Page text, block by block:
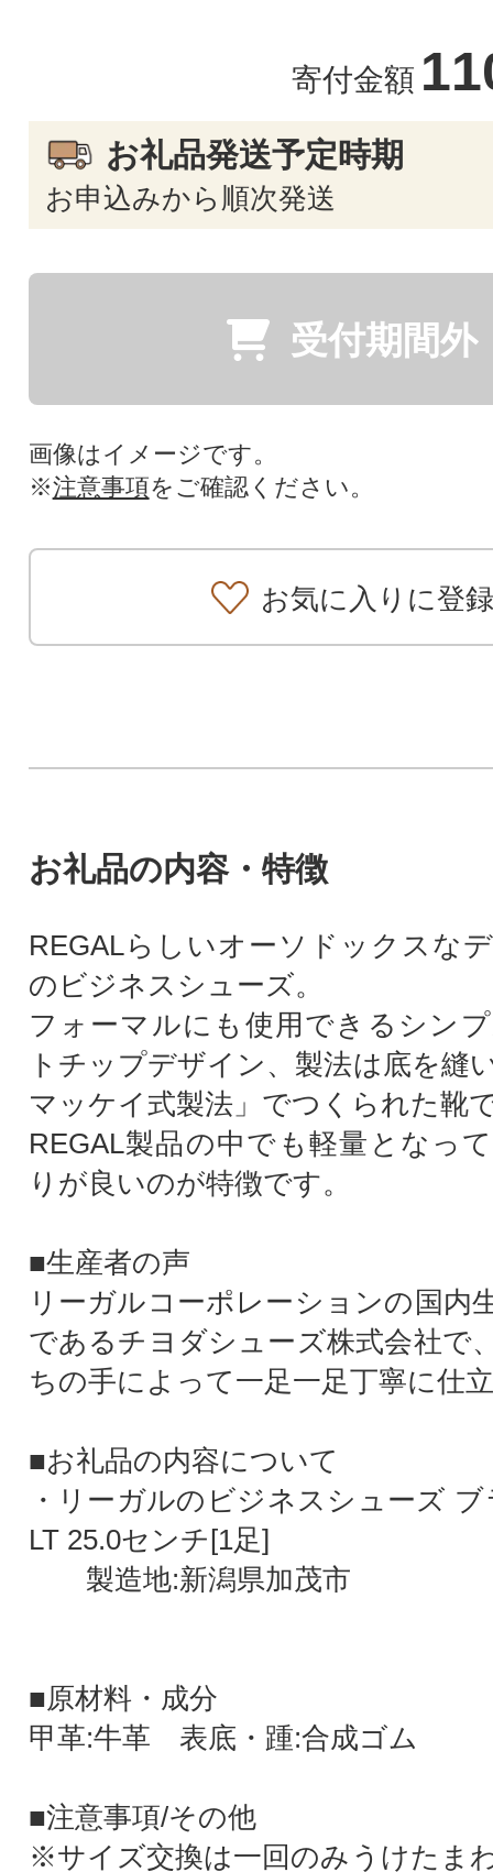
寄付金額
お礼品発送予定時期
お申込みから順次発送
受付期間外
画像はイメージです。
※注意事項をご確認ください。
お気に入りに登録
お礼品の内容・特徴
REGALらしいオーソドックスな
のビジネスシューズ。
フォーマルにも使用できるシン
トチップデザイン、製法は底を縫
マッケイ式製法」でつくられた靴
REGAL製品の中でも軽量となっ
りが良いのが特徴です。
■生産者の声
リーガルコーポレーションの国内
であるチヨダシューズ株式会社で
ちの手によって一足一足丁寧に仕
■お礼品の内容について
・リーガルのビジネスシューズ
LT 25.0センチ[1足]
製造地:新潟県加茂市
■原材料・成分
甲革:牛革 表底・踵:合成ゴム
■注意事項/その他
※サイズ交換は一回のみうけたま